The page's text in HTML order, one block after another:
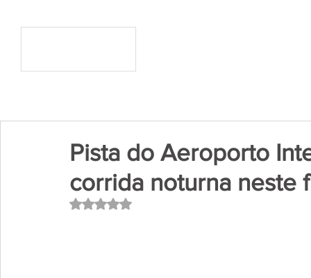
Pista do Aeroporto
corrida noturna neste
Avaliado com NaN de 5 estrelas.